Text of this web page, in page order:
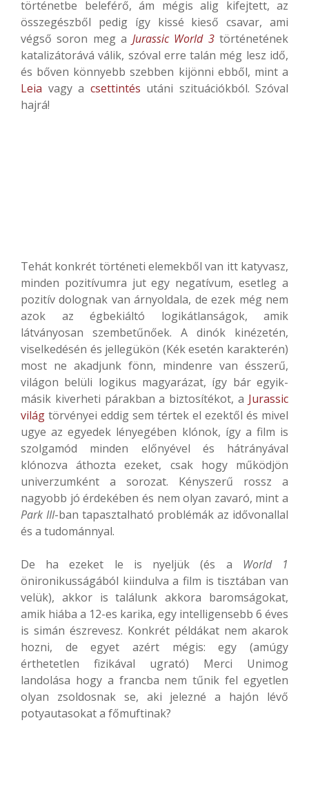
történetbe beleférő, ám mégis alig kifejtett, az
összegészből pedig így kissé kieső csavar, ami
végső soron meg a Jurassic World 3történetének
katalizátorává válik, szóval erre talán még lesz idő,
és bőven könnyebb szebben kijönni ebből, mint a
Leia vagy a csettintés utáni szituációkból. Szóval
hajrá!
Tehát konkrét történeti elemekből van itt katyvasz,
minden pozitívumra jut egy negatívum, esetleg a
pozitív dolognak van árnyoldala, de ezek még nem
azok az égbekiáltó logikátlanságok, amik
látványosan szembetűnőek. A dinók kinézetén,
viselkedésén és jellegükön (Kék esetén karakterén)
most ne akadjunk fönn, mindenre van ésszerű,
világon belüli logikus magyarázat, így bár egyik-
másik kiverheti párakban a biztosítékot, a Jurassic
világ törvényei eddig sem tértek el ezektől és mivel
ugye az egyedek lényegében klónok, így a film is
szolgamód minden előnyével és hátrányával
klónozva áthozta ezeket, csak hogy működjön
univerzumként a sorozat. Kényszerű rossz a
nagyobb jó érdekében és nem olyan zavaró, mint a
Park III-ban tapasztalható problémák az idővonallal
és a tudománnyal.
De ha ezeket le is nyeljük (és a World 1
önironikusságából kiindulva a film is tisztában van
velük), akkor is találunk akkora baromságokat,
amik hiába a 12-es karika, egy intelligensebb 6 éves
is simán észrevesz. Konkrét példákat nem akarok
hozni, de egyet azért mégis: egy (amúgy
érthetetlen fizikával ugrató) Merci Unimog
landolása hogy a francba nem tűnik fel egyetlen
olyan zsoldosnak se, aki jelezné a hajón lévő
potyautasokat a főmuftinak?